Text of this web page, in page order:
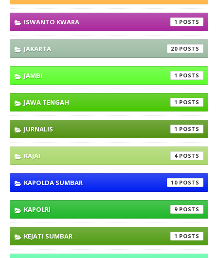
ISWANTO KWARA 1
JAKARTA 20
JAMBI 1
JAWA TENGAH 1
JURNALIS 1
KAJAI 4
KAPOLDA SUMBAR 10
KAPOLRI 9
KEJATI SUMBAR 1